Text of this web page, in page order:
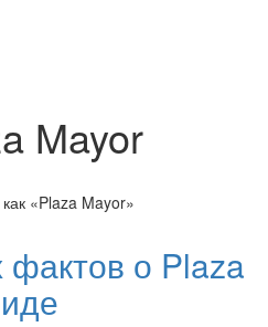
Mayor
«Plaza Mayor»
о Plaza